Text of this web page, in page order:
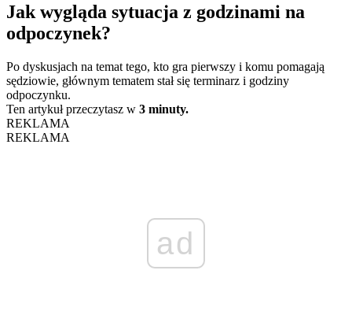
Jak wygląda sytuacja z godzinami na
odpoczynek?
Po dyskusjach na temat tego, kto gra pierwszy i komu pomagają
sędziowie, głównym tematem stał się terminarz i godziny
odpoczynku.
Ten artykuł przeczytasz w 3 minuty.
REKLAMA
REKLAMA
ad